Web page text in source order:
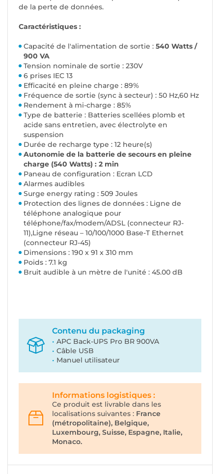
de la perte de données.
Caractéristiques :
Capacité de l'alimentation de sortie : 540 Watts /
900 VA
Tension nominale de sortie : 230V
6 prises IEC 13
Efficacité en pleine charge : 89%
Fréquence de sortie (sync à secteur) : 50 Hz,60 Hz
Rendement à mi-charge : 85%
Type de batterie : Batteries scellées plomb et
acide sans entretien, avec électrolyte en
suspension
Durée de recharge type : 12 heure(s)
Autonomie de la batterie de secours en pleine
charge (540 Watts) : 2 min
Paneau de configuration : Ecran LCD
Alarmes audibles
Surge energy rating : 509 Joules
Protection des lignes de données : Ligne de
téléphone analogique pour
téléphone/fax/modem/ADSL (connecteur RJ-
11),Ligne réseau – 10/100/1000 Base-T Ethernet
(connecteur RJ-45)
Dimensions : 190 x 91 x 310 mm
Poids : 7.1 kg
Bruit audible à un mètre de l'unité : 45.00 dB
Contenu du packaging
APC Back-UPS Pro BR 900VA
Câble USB
Manuel utilisateur
Informations logistiques :
Ce produit est livrable dans les
localisations suivantes : France
(métropolitaine), Belgique,
Luxembourg, Suisse, Espagne, Italie,
Monaco.